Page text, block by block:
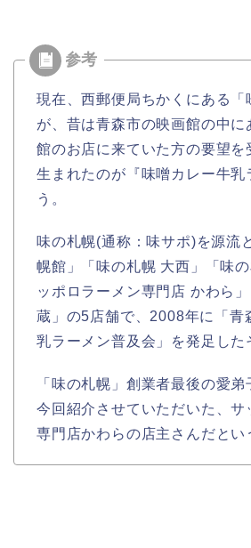
現在、西郵便局ちかくにある「
が、昔は青森市の映画館の中に
館のお店に来ていた方の要望を
生まれたのが『味噌カレー牛乳
う。
味の札幌(通称：味サポ)を源流
幌館」「味の札幌 大西」「味
ッポロラーメン専門店 かわら
蔵」の5店舗で、2008年に「青
乳ラーメン普及会」を発足した
「味の札幌」創業者最後の愛弟
今回紹介させていただいた、サ
専門店かわらの店主さんだとい